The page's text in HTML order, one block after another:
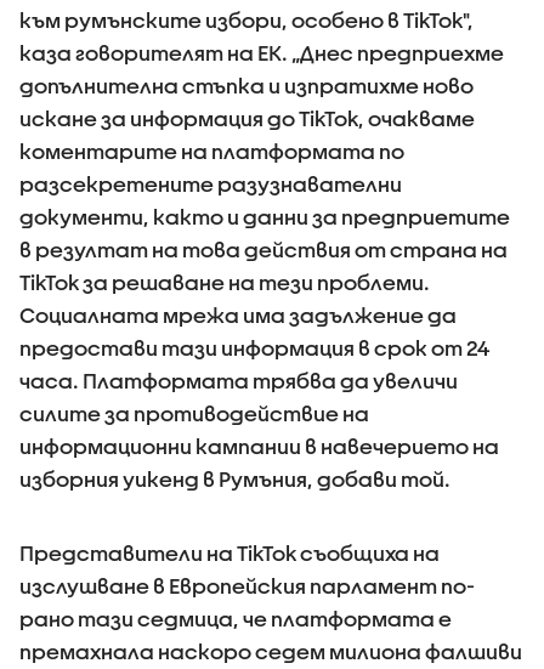
към румънските избори, особено в TikTok",
каза говорителят на ЕК. „Днес предприехме
допълнителна стъпка и изпратихме ново
искане за информация до TikTok, очакваме
коментарите на платформата по
разсекретените разузнавателни
документи, както и данни за предприетите
в резултат на това действия от страна на
TikTok за решаване на тези проблеми.
Социалната мрежа има задължение да
предостави тази информация в срок от 24
часа. Платформата трябва да увеличи
силите за противодействие на
информационни кампании в навечерието на
изборния уикенд в Румъния, добави той.
Представители на TikTok съобщиха на
изслушване в Европейския парламент по-
рано тази седмица, че платформата е
премахнала наскоро седем милиона фалшиви